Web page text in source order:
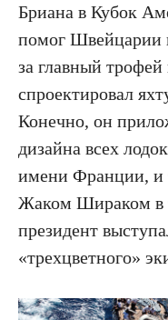
Бриана в Кубок
помог Швейцарии
за главный
спроектировал
Конечно, он
дизайна всех
имени Франции, и
Жаком Шираком в
президент
«трехцветного»